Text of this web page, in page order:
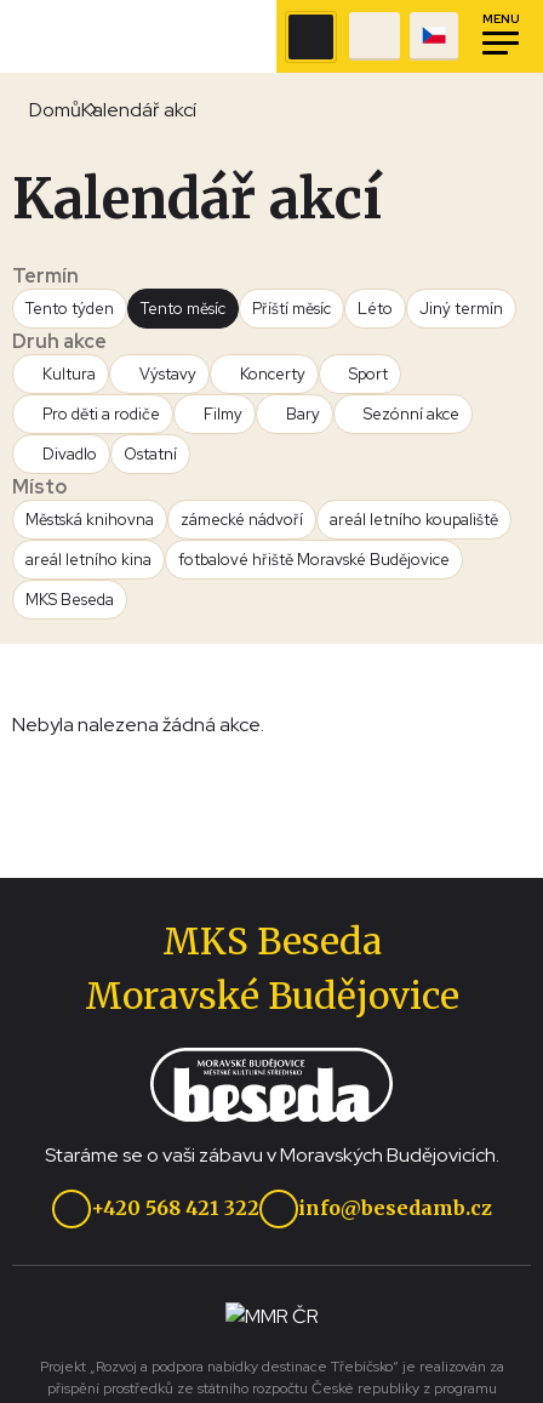
MENU
DomůKalendář akcí
Kalendář akcí
Termín
Tento týden Tento měsíc Příští měsíc Léto Jiný termín
Druh akce
Kultura Výstavy Koncerty
Sport
Pro děti a rodiče
Filmy Bary
Sezónní akce
Divadlo
Ostatní
Místo
Městská knihovna zámecké nádvoří
areál letního koupaliště
areál letního kina
fotbalové hřiště Moravské Budějovice
MKS Beseda
Nebyla nalezena žádná akce.
MKS Beseda
Moravské Budějovice
Staráme se o vaši zábavu v Moravských Budějovicích.
+420 568 421 322 info@besedamb.cz
Projekt „Rozvoj a podpora nabídky destinace Třebíčsko“ je realizován za
přispění prostředků ze státního rozpočtu České republiky z programu